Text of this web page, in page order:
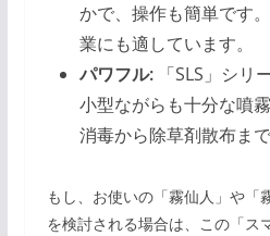
かで、操作も簡単です
業にも適しています。
パワフル:「SLS」シリ
小型ながらも十分な噴
消毒から除草剤散布ま
もし、お使いの「霧仙人」や「
を検討される場合は、この「ス